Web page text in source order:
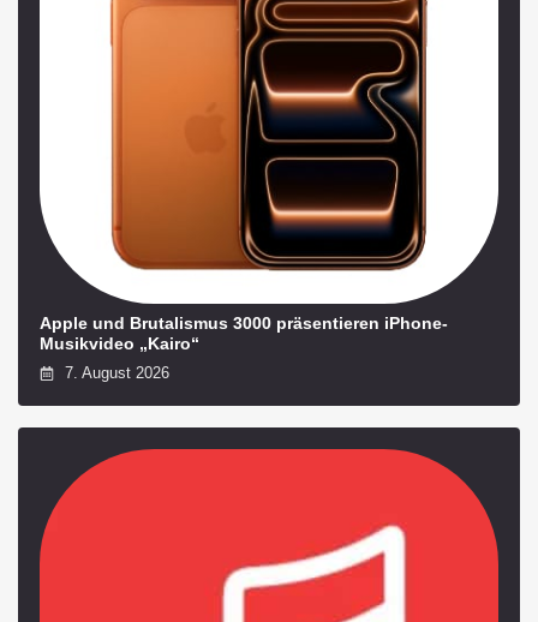
Apple und Brutalismus 3000 präsentieren iPhone-
Musikvideo „Kairo“
7. August 2026